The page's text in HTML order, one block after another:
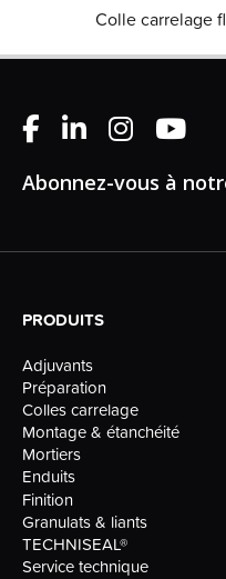
Colle carrelage
Abonnez-vous à
PRODUITS
Adjuvants
Préparation
Colles carrelage
Montage & étanchéité
Mortiers
Enduits
Finition
Granulats & liants
TECHNISEAL®
Service technique